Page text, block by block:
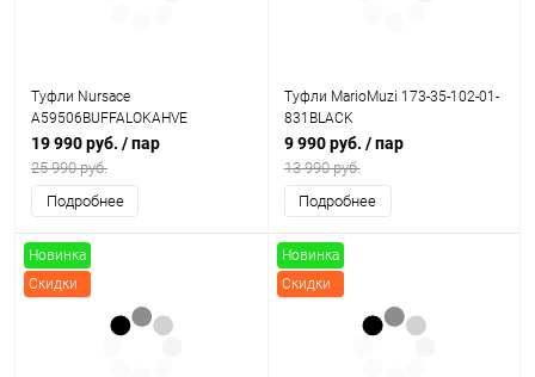
Туфли Nursace
A59506BUFFALOKAHVE
19 990 руб. / пар
25 990 руб.
Подробнее
Туфли MarioMuzi 173-35-102-01-
831BLACK
9 990 руб. / пар
13 990 руб.
Подробнее
Новинка
Скидки
Новинка
Скидки